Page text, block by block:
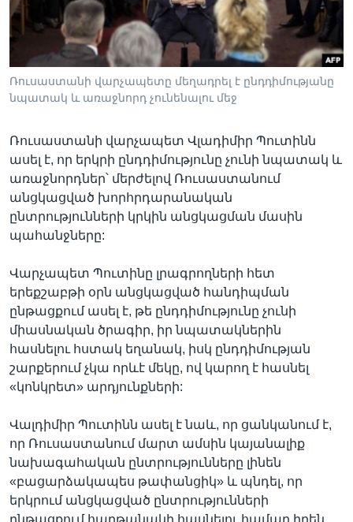
Լեզուներ
Ռուսաստանի վարչապետը մեղադրել է ընդդիմությանը
նպատակ և առաջնորդ չունենալու մեջ
Ռուսաստանի վարչապետ Վլադիմիր Պուտինն
ասել է, որ երկրի ընդդիմությունը չունի նպատակ և
առաջնորդներ՝ մերժելով Ռուսաստանում
անցկացված խորհրդարանական
ընտրությունների կրկին անցկացման մասին
պահանջները:
Վարչապետ Պուտինը լրագրողների հետ
երեքշաբթի օրն անցկացված հանդիպման
ընթացքում ասել է, թե ընդդիմությունը չունի
միասնական ծրագիր, իր նպատակներին
հասնելու հստակ եղանակ, իսկ ընդդիմության
շարքերում չկա որևէ մեկը, ով կարող է հասնել
«կոնկրետ» արդյունքների:
Վալդիմիր Պուտինն ասել է նաև, որ ցանկանում է,
որ Ռուսաստանում մարտ ամսին կայանալիք
նախագահական ընտրությունները լինեն
«բացարձակապես թափանցիկ» և պնդել, որ
երկրում անցկացված ընտրությունների
ընթացքում հաղթանակի հասնելու համար իրեն